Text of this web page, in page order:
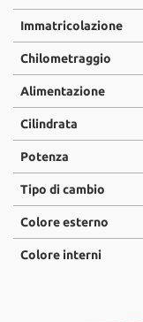
Immatricolazione
Chilometraggio
Alimentazione
Cilindrata
Potenza
Tipo di cambio
Colore esterno
Colore interni
Cookie
Cookie delle
Cookie per
Cookie
Cookie di